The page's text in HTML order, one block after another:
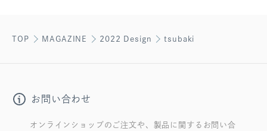
TOP MAGAZINE 2022 Design tsubaki
お問い合わせ
オンラインショップのご注文や、製品に関するお問い合